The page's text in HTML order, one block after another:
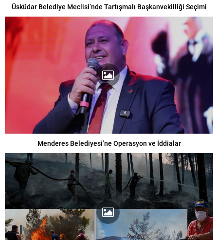
Üsküdar Belediye Meclisi’nde Tartışmalı Başkanvekilliği Seçimi
Menderes Belediyesi’ne Operasyon ve İddialar